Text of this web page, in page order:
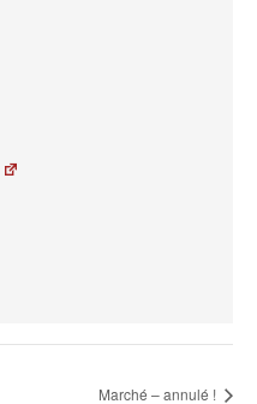
Marché – annulé !